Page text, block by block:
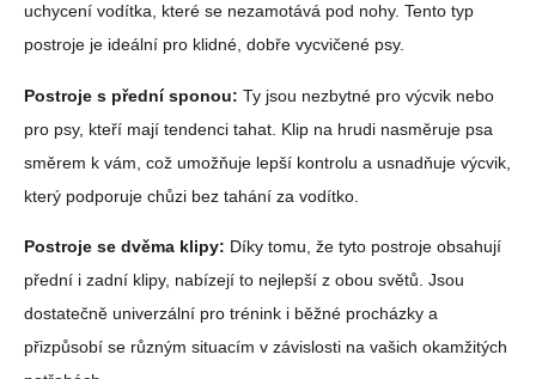
uchycení vodítka, které se nezamotává pod nohy. Tento typ
postroje je ideální pro klidné, dobře vycvičené psy.
Postroje s přední sponou: Ty jsou nezbytné pro výcvik nebo
pro psy, kteří mají tendenci tahat. Klip na hrudi nasměruje psa
směrem k vám, což umožňuje lepší kontrolu a usnadňuje výcvik,
který podporuje chůzi bez tahání za vodítko.
Postroje se dvěma klipy: Díky tomu, že tyto postroje obsahují
přední i zadní klipy, nabízejí to nejlepší z obou světů. Jsou
dostatečně univerzální pro trénink i běžné procházky a
přizpůsobí se různým situacím v závislosti na vašich okamžitých